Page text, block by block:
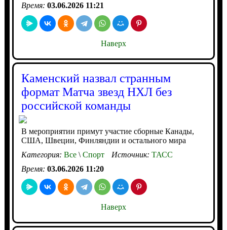
Время: 03.06.2026 11:21
Наверх
Каменский назвал странным
формат Матча звезд НХЛ без
российской команды
В мероприятии примут участие сборные Канады,
США, Швеции, Финляндии и остального мира
Категория: Все\Спорт Источник: ТАСС
Время: 03.06.2026 11:20
Наверх